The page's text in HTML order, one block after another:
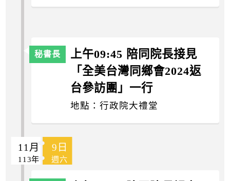
上午09:45 陪同院長接見
「全美台灣同鄉會2024返
台參訪團」一行
地點：行政院大禮堂
11月 9日
113年 週六